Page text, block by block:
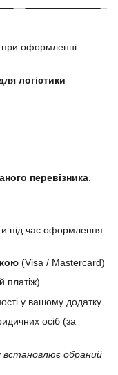
при оформленні
логістики
перевізника
під час оформлення
(Visa / Mastercard)
платіж)
у вашому додатку
осіб (за
встановлює обраний